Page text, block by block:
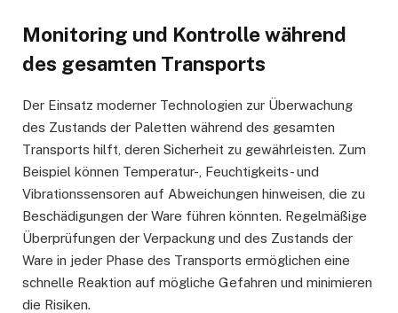
Monitoring und Kontrolle während
des gesamten Transports
Der Einsatz moderner Technologien zur Überwachung
des Zustands der Paletten während des gesamten
Transports hilft, deren Sicherheit zu gewährleisten. Zum
Beispiel können Temperatur-, Feuchtigkeits- und
Vibrationssensoren auf Abweichungen hinweisen, die zu
Beschädigungen der Ware führen könnten. Regelmäßige
Überprüfungen der Verpackung und des Zustands der
Ware in jeder Phase des Transports ermöglichen eine
schnelle Reaktion auf mögliche Gefahren und minimieren
die Risiken.